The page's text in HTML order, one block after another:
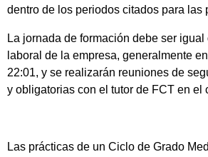
dentro de los periodos citados para las
La jornada de formación debe ser
laboral de la empresa, generalmente
22:01, y se realizarán reuniones de
y obligatorias con el tutor de FCT en el
Las prácticas de un Ciclo de Grado